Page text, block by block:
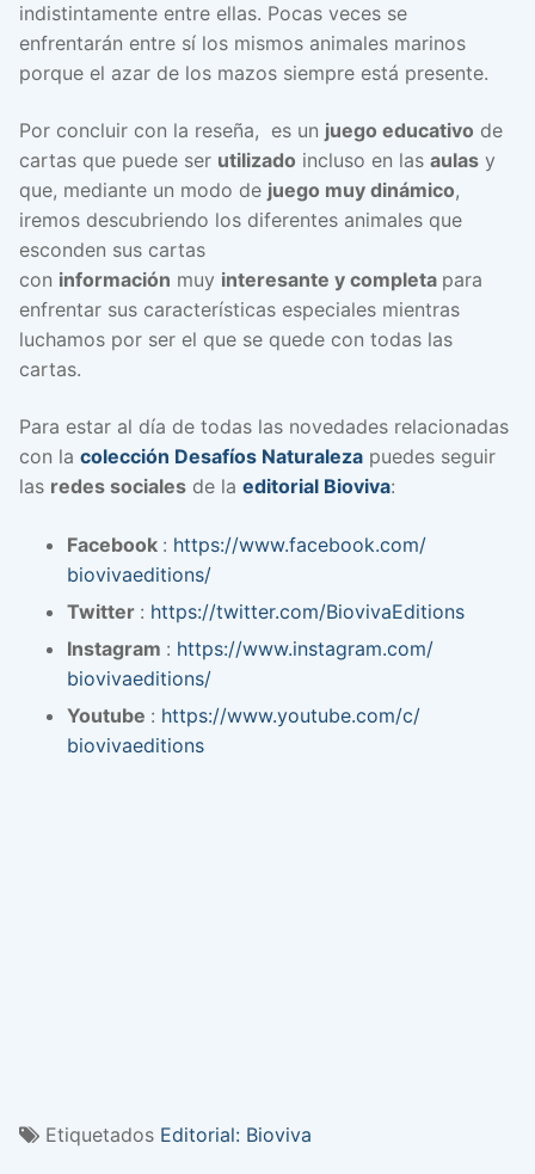
indistintamente entre ellas. Pocas veces se
enfrentarán entre sí los mismos animales marinos
porque el azar de los mazos siempre está presente.
Por concluir con la reseña, es un juego educativo de
cartas que puede ser utilizado incluso en las aulas y
que, mediante un modo de juego muy dinámico,
iremos descubriendo los diferentes animales que
esconden sus cartas
con información muy interesante y completa para
enfrentar sus características especiales mientras
luchamos por ser el que se quede con todas las
cartas.
Para estar al día de todas las novedades relacionadas
con la colección Desafíos Naturaleza puedes seguir
las redes sociales de la editorial Bioviva:
Facebook : https://www.facebook.com/
biovivaeditions/
Twitter : https://twitter.com/BiovivaEditions
Instagram : https://www.instagram.com/
biovivaeditions/
Youtube : https://www.youtube.com/c/
biovivaeditions
Etiquetados Editorial: Bioviva